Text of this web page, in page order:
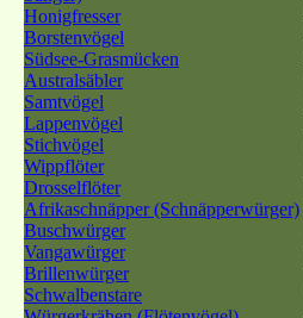
Honigfresser
Borstenvögel
Südsee-Grasmücken
Australsäbler
Samtvögel
Lappenvögel
Stichvögel
Wippflöter
Drosselflöter
Afrikaschnäpper (Schnäpperwürger)
Buschwürger
Vangawürger
Brillenwürger
Schwalbenstare